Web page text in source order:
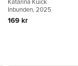
berättelser för dig som
vill läsa lite mer, Läs-
nivå 3
Inbunden, 2025
169 kr